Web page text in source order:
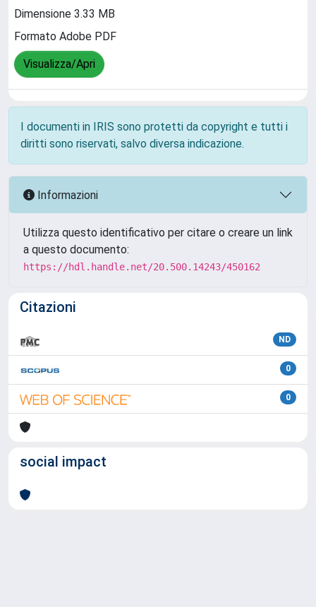
Dimensione 3.33 MB
Formato Adobe PDF
Visualizza/Apri
I documenti in IRIS sono protetti da copyright e tutti i
diritti sono riservati, salvo diversa indicazione.
Informazioni
Utilizza questo identificativo per citare o creare un link
a questo documento:
https://hdl.handle.net/20.500.14243/450162
Citazioni
ND
0
0
social impact